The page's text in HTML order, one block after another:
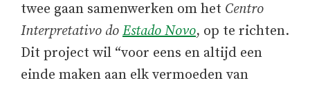
twee gaan samenwerken om het Centro
Interpretativo do Estado Novo, op te richten.
Dit project wil “voor eens en altijd een
einde maken aan elk vermoeden van